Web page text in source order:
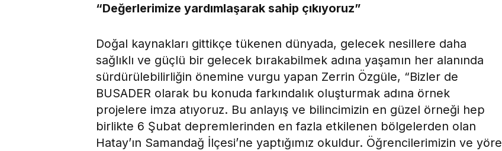
“Değerlerimize yardımlaşarak sahip çıkıyoruz”
Doğal kaynakları gittikçe tükenen dünyada, gelecek nesillere daha
sağlıklı ve güçlü bir gelecek bırakabilmek adına yaşamın her alanında
sürdürülebilirliğin önemine vurgu yapan Zerrin Özgüle, “Bizler de
BUSADER olarak bu konuda farkındalık oluşturmak adına örnek
projelere imza atıyoruz. Bu anlayış ve bilincimizin en güzel örneği hep
birlikte 6 Şubat depremlerinden en fazla etkilenen bölgelerden olan
Hatay’ın Samandağ İlçesi’ne yaptığımız okuldur. Öğrencilerimizin ve yöre